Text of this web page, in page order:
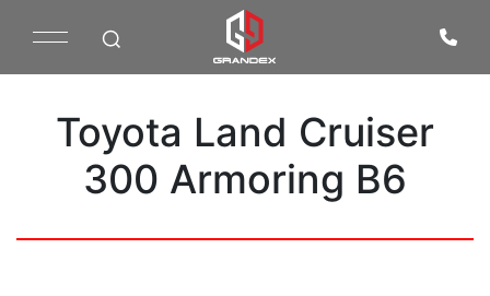
Toyota Land Cruiser
300 Armoring B6